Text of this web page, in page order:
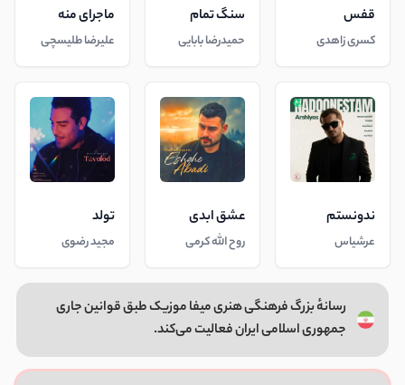
قفس
کسری زاهدی
سنگ تمام
حمیدرضا بابایی
ماجرای منه
علیرضا طلیسچی
ندونستم
عرشیاس
عشق ابدی
روح الله کرمی
تولد
مجید رضوی
رسانهٔ بزرگ فرهنگی هنری میفا موزیک طبق قوانین جاری
جمهوری اسلامی ایران فعالیت می‌کند.